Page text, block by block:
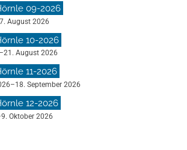
09-2026
7. August 2026
10-2026
–21. August 2026
11-2026
–18. September 2026
12-2026
9. Oktober 2026